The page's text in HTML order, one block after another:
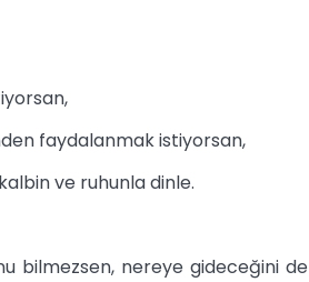
faydalanmak istiyorsan,
ve ruhunla dinle.
bilmezsen, nereye gideceğini de